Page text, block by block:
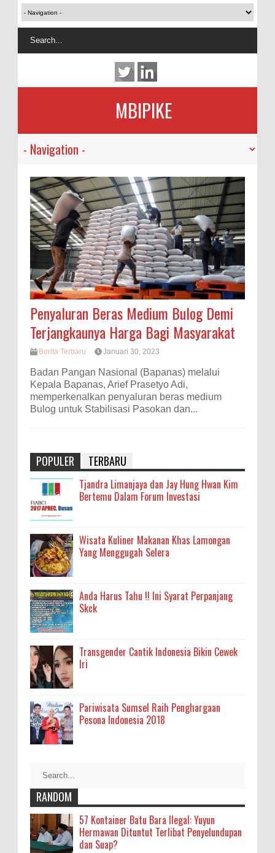
MBIPIKE
Penyaluran Beras Medium Bulog Demi
Terjangkaunya Harga Bagi Masyarakat
Berita Terbaru Januari 30, 2023
Badan Pangan Nasional (Bapanas) melalui
Kepala Bapanas, Arief Prasetyo Adi,
memperkenalkan penyaluran beras medium
Bulog untuk Stabilisasi Pasokan dan...
POPULER TERBARU
Tjandra Limanjaya dan Jay Hung Hwan Kim
Bertemu Dalam Forum Investasi
Wisata Kuliner Makanan Khas Lamongan
Yang Menggugah Selera
Anda Harus Tahu !! Ini Syarat Perpanjang
Skck
Transgender Cantik Indonesia Bikin Cewek
Iri
Pariwisata Sumsel Raih Penghargaan
Pesona Indonesia 2018
RANDOM
57 Kontainer Batu Bara Ilegal: Yuyun
Hermawan Dituntut Terlibat Penyelundupan
dan Suap?